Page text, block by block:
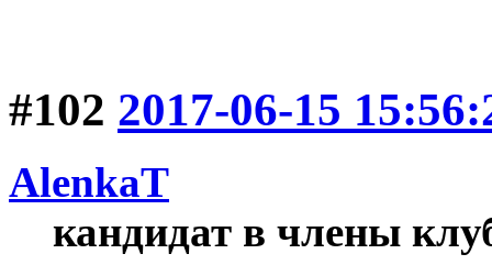
#102 2017-06-15
AlenkaT
кандидат в члены